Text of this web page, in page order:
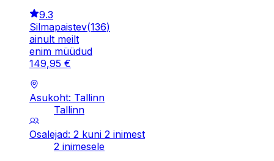
9.3
Silmapaistev(136)
ainult meilt
enim müüdud
149,95 €
Asukoht: Tallinn
Tallinn
Osalejad: 2 kuni 2 inimest
2 inimesele